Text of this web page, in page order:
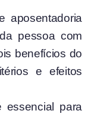
aposentadoria
pessoa com
benefícios do
e efeitos
essencial para